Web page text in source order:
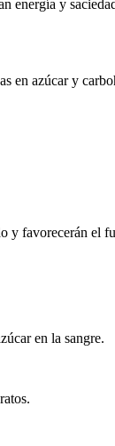
energía y
en azúcar y
y favorecerán el
en la sangre.